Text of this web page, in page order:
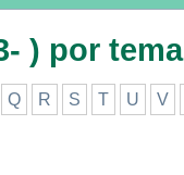
) por tema
Q R S T U V